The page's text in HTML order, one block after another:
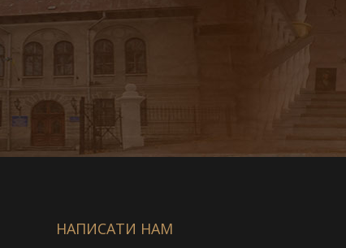
НАПИСАТИ НАМ